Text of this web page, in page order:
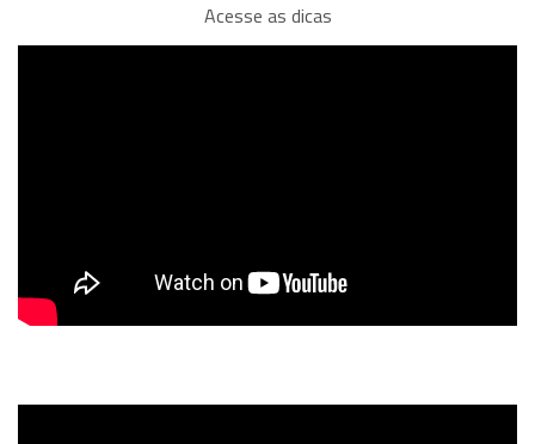
Acesse as dicas